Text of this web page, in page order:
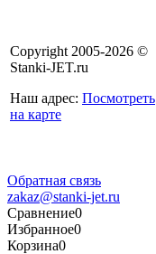
Copyright 2005-2026 ©
Stanki-JET.ru
Наш адрес: Посмотреть
на карте
Обратная связь
zakaz@stanki-jet.ru
Сравнение0
Избранное0
Корзина0